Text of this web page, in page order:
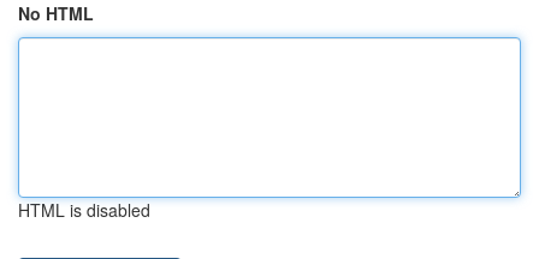
No HTML
HTML is disabled